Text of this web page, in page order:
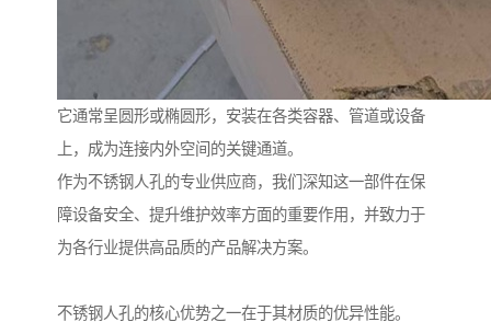
它通常呈圆形或椭圆形，安装在各类容器、管道或设备
上，成为连接内外空间的关键通道。
作为不锈钢人孔的专业供应商，我们深知这一部件在保
障设备安全、提升维护效率方面的重要作用，并致力于
为各行业提供高品质的产品解决方案。
不锈钢人孔的核心优势之一在于其材质的优异性能。